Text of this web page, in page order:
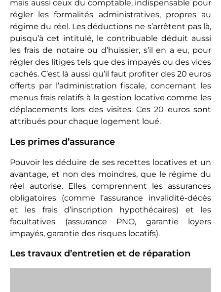
Charges récupérables non récupérées
Si vous avez engagé des dépenses pour le compte
d’un locataire, parti sans vous rembourser – au 31
décembre de l’année de son départ- vous êtes en
droit de les déduire de votre déclaration. Il peut
s’agir de charges d’électricité, de chauffage, de
taxe d’ordures ménagères…
Frais d’éviction et de relogement
une optique de gestion du bien régulière et non à
visée spéculative.
La taxe foncière et les taxes annexes
Ces taxes comprennent la taxe foncière (sans la
taxe de retrait des ordures ménagère qui doit être
réclamée aux locataires), les taxes spéciales
d’équipement, la taxe annuelle sur les locaux à
acquittée l’année antérieure à votre déclaration
peut également être déduite.